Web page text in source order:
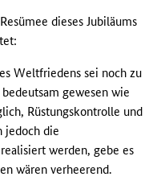
dieses Jubiläums
Weltfriedens sei noch zu
gewesen wie
Rüstungskontrolle und
jedoch die
realisiert werden, gebe es
wären verheerend.